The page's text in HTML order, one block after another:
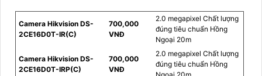
Camera Hikvision DS-
2CE16D0T-IR(C)
700,000
VNĐ
2.0 megapixel Chất lượng
đúng tiêu chuẩn Hồng
Ngoại 20m
Camera Hikvision DS-
2CE16D0T-IRP(C)
700,000
VNĐ
2.0 megapixel Chất lượng
đúng tiêu chuẩn Hồng